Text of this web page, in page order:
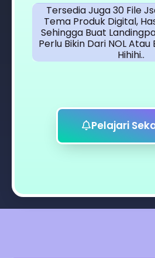
Tersedia Juga 30 File
Tema Produk Digital,
Sehingga Buat
Perlu Bikin Dari NOL
Hihihi..
Pelajari